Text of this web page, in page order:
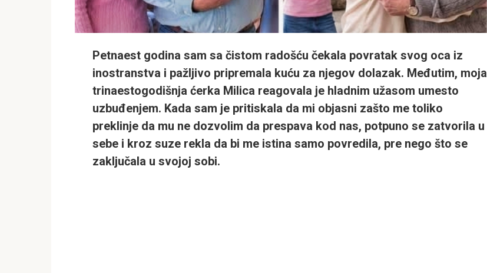
Petnaest godina sam sa čistom radošću čekala povratak svog oca iz
inostranstva i pažljivo pripremala kuću za njegov dolazak. Međutim, moja
trinaestogodišnja ćerka Milica reagovala je hladnim užasom umesto
uzbuđenjem. Kada sam je pritiskala da mi objasni zašto me toliko
preklinje da mu ne dozvolim da prespava kod nas, potpuno se zatvorila u
sebe i kroz suze rekla da bi me istina samo povredila, pre nego što se
zaključala u svojoj sobi.